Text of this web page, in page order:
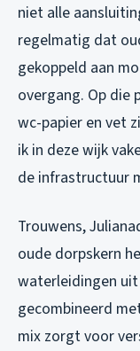
niet alle
regelmatig dat
gekoppeld aan
overgang. Op die
wc-papier en vet
ik in deze wijk
de infrastructuur
Trouwens,
oude dorpskern
waterleidingen
gecombineerd
mix zorgt voor